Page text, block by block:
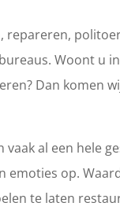
repareren,
Woont u
Dan komen
al een hele
emoties op.
te laten